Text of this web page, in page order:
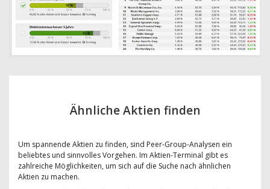
Ähnliche Aktien finden
Um spannende Aktien zu finden, sind Peer-Group-Analysen ein
beliebtes und sinnvolles Vorgehen. Im Aktien-Terminal gibt es
zahlreiche Möglichkeiten, um sich auf die Suche nach ähnlichen
Aktien zu machen.